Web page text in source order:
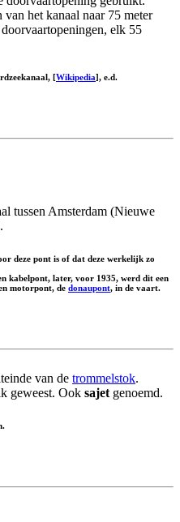
het kanaal naar 75 meter
elk 55
[Wikipedia], e.d.
tussen Amsterdam (Nieuwe
deze pont is of dat deze werkelijk zo
kabelpont, later, voor 1935, werd dit een
motorpont, de donaupont, in de vaart.
van de trommelstok.
geweest. Ook sajet genoemd.